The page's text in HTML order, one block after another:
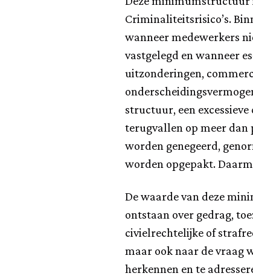
Criminaliteitsrisico’s.
wanneer medewerkers
vastgelegd en wanneer
uitzonderingen,
structuur, een
terugvallen op meer
worden genegeerd,
worden opgepakt.
De waarde van deze
ontstaan over gedrag,
civielrechtelijke of
maar ook naar de vraag
herkennen en te